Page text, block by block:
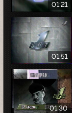
01:21
01:51
01:30